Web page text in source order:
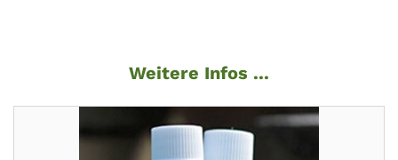
Weitere Infos ...